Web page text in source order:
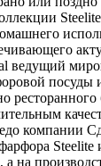
ведущий
посуды
компании
Steelite
на